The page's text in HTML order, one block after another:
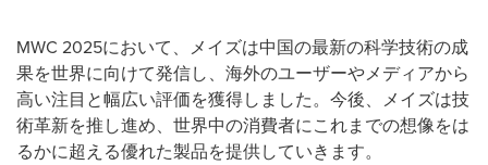
MWC 2025において、メイズは中国の最新の科学技術の成
果を世界に向けて発信し、海外のユーザーやメディアから
高い注目と幅広い評価を獲得しました。今後、メイズは技
術革新を推し進め、世界中の消費者にこれまでの想像をは
るかに超える優れた製品を提供していきます。